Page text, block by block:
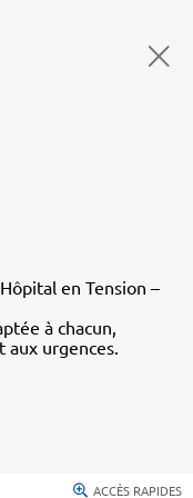
en Tension –
à chacun,
aux urgences.
ACCÈS RAPIDES